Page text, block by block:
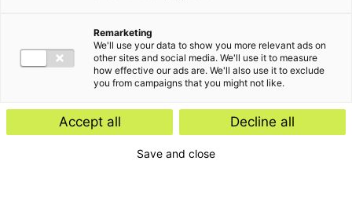
Remarketing
We'll use your data to show you more relevant ads on
other sites and social media. We'll use it to measure
how effective our ads are. We'll also use it to exclude
you from campaigns that you might not like.
Accept all Decline all
Save and close